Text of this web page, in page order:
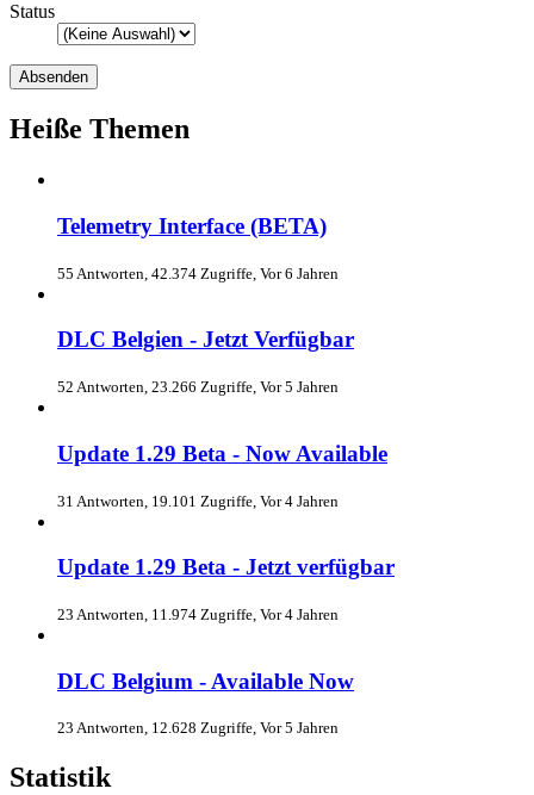
Status
Heiße Themen
Telemetry Interface (BETA)
55 Antworten, 42.374 Zugriffe, Vor 6 Jahren
DLC Belgien - Jetzt Verfügbar
52 Antworten, 23.266 Zugriffe, Vor 5 Jahren
Update 1.29 Beta - Now Available
31 Antworten, 19.101 Zugriffe, Vor 4 Jahren
Update 1.29 Beta - Jetzt verfügbar
23 Antworten, 11.974 Zugriffe, Vor 4 Jahren
DLC Belgium - Available Now
23 Antworten, 12.628 Zugriffe, Vor 5 Jahren
Statistik